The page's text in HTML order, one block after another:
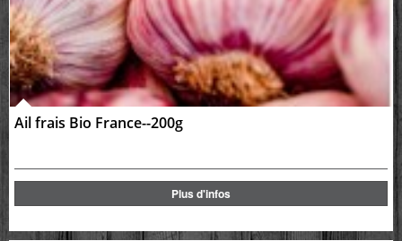
Ail frais Bio France--200g
Plus d'infos